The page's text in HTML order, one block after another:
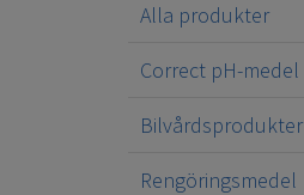
Alla produkter
Correct pH-medel
Bilvårdsprodukter
Rengöringsmedel